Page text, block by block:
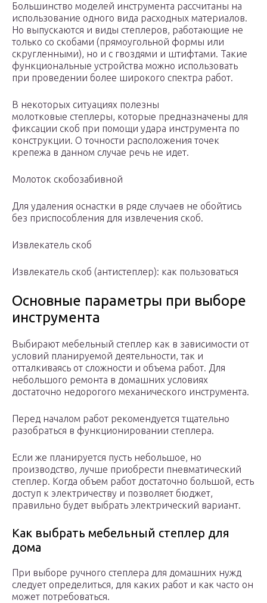
Большинство моделей инструмента рассчитаны на
использование одного вида расходных материалов.
Но выпускаются и виды степлеров, работающие не
только со скобами (прямоугольной формы или
скругленными), но и с гвоздями и штифтами. Такие
функциональные устройства можно использовать
при проведении более широкого спектра работ.
В некоторых ситуациях полезны
молотковые степлеры, которые предназначены для
фиксации скоб при помощи удара инструмента по
конструкции. О точности расположения точек
крепежа в данном случае речь не идет.
Молоток скобозабивной
Для удаления оснастки в ряде случаев не обойтись
без приспособления для извлечения скоб.
Извлекатель скоб
Извлекатель скоб (антистеплер): как пользоваться
Основные параметры при выборе
инструмента
Выбирают мебельный степлер как в зависимости от
условий планируемой деятельности, так и
отталкиваясь от сложности и объема работ. Для
небольшого ремонта в домашних условиях
достаточно недорогого механического инструмента.
Перед началом работ рекомендуется тщательно
разобраться в функционировании степлера.
Если же планируется пусть небольшое, но
производство, лучше приобрести пневматический
степлер. Когда объем работ достаточно большой, есть
доступ к электричеству и позволяет бюджет,
правильно будет выбрать электрический вариант.
Как выбрать мебельный степлер для
дома
При выборе ручного степлера для домашних нужд
следует определиться, для каких работ и как часто он
может потребоваться.